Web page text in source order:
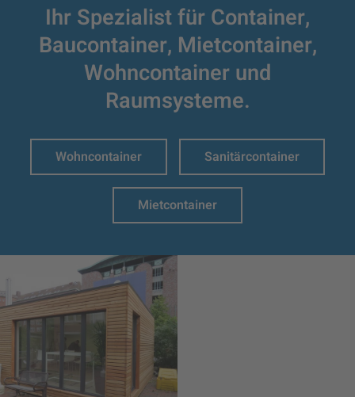
Ihr Spezialist für Container,
Baucontainer, Mietcontainer,
Wohncontainer und
Raumsysteme.
Wohncontainer Sanitärcontainer
Mietcontainer